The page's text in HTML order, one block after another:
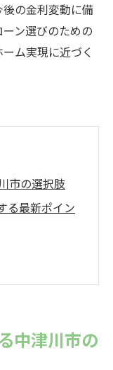
の金利変動に備
ン選びのための
ム実現に近づく
市の選択肢
る最新ポイン
ンの特徴とは
中津川市の